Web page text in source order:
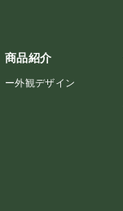
商品紹介
ー外観デザイン